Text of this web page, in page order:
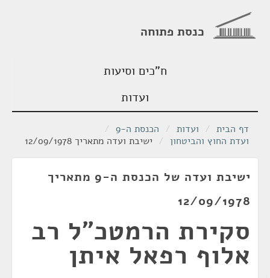
כנסת פתוחה
ח"כים וסיעות
ועדות
דף הבית / ועדות / הכנסת ה-9
/
ועדת החוץ והביטחון / ישיבת ועדה מתאריך 12/09/1978
ישיבת ועדה של הכנסת ה-9 מתאריך
12/09/1978
סקירת הרמטכ"ל רב
אלוף רפאל איתן